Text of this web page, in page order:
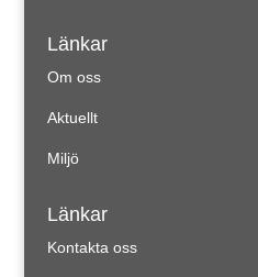
Länkar
Om oss
Aktuellt
Miljö
Länkar
Kontakta oss